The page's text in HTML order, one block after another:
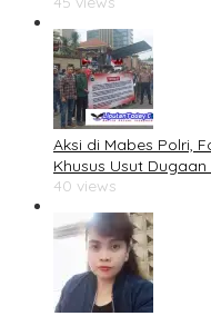
Aksi di Mabes Polri,
Khusus Usut
40 views